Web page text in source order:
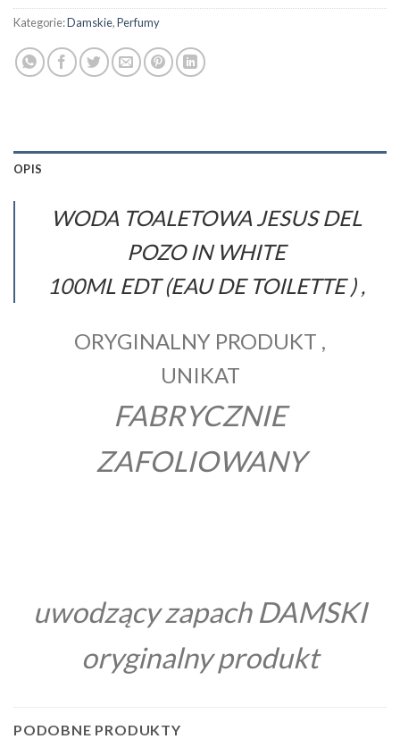
Kategorie:Damskie,Perfumy
OPIS
WODA TOALETOWA JESUS DEL
POZO IN WHITE
100ML EDT (EAU DE TOILETTE ) ,
ORYGINALNY PRODUKT ,
UNIKAT
FABRYCZNIE
ZAFOLIOWANY
uwodzący zapach DAMSKI
oryginalny produkt
PODOBNE PRODUKTY